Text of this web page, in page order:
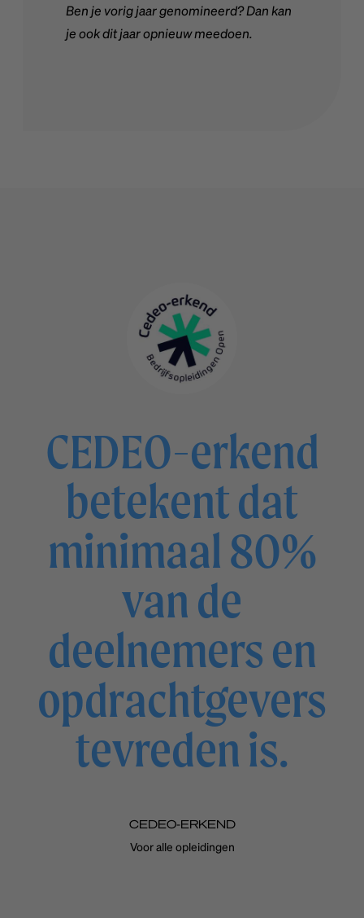
Ben je vorig jaar genomineerd? Dan kan
je ook dit jaar opnieuw meedoen.
CEDEO-erkend
betekent dat
minimaal 80%
van de
deelnemers en
opdrachtgevers
tevreden is.
CEDEO-ERKEND
Voor alle opleidingen